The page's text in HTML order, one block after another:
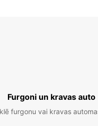
Furgoni un kravas auto
furgonu vai kravas